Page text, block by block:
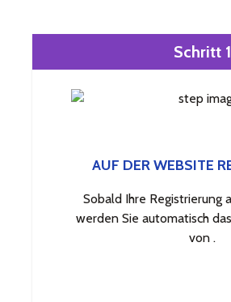
Schritt 1
AUF DER WEBSITE
Sobald Ihre Registrierung
werden Sie automatisch
von .